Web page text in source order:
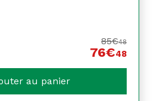
85€48
76€48
au panier